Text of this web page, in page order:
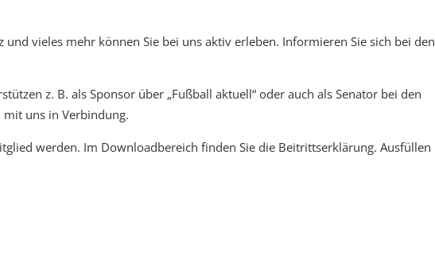
und vieles mehr können Sie bei uns aktiv erleben. Informieren Sie sich bei den
z. B. als Sponsor über „Fußball aktuell“ oder auch als Senator bei den
mit uns in Verbindung.
werden. Im Downloadbereich finden Sie die Beitrittserklärung. Ausfüllen